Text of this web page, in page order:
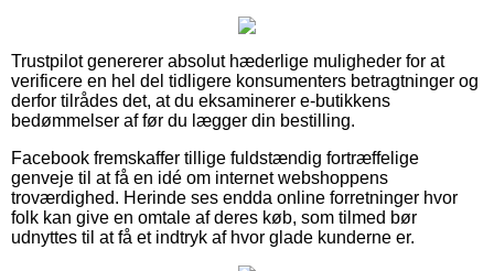
Trustpilot genererer absolut hæderlige muligheder for at
verificere en hel del tidligere konsumenters betragtninger og
derfor tilrådes det, at du eksaminerer e-butikkens
bedømmelser af før du lægger din bestilling.
Facebook fremskaffer tillige fuldstændig fortræffelige
genveje til at få en idé om internet webshoppens
troværdighed. Herinde ses endda online forretninger hvor
folk kan give en omtale af deres køb, som tilmed bør
udnyttes til at få et indtryk af hvor glade kunderne er.